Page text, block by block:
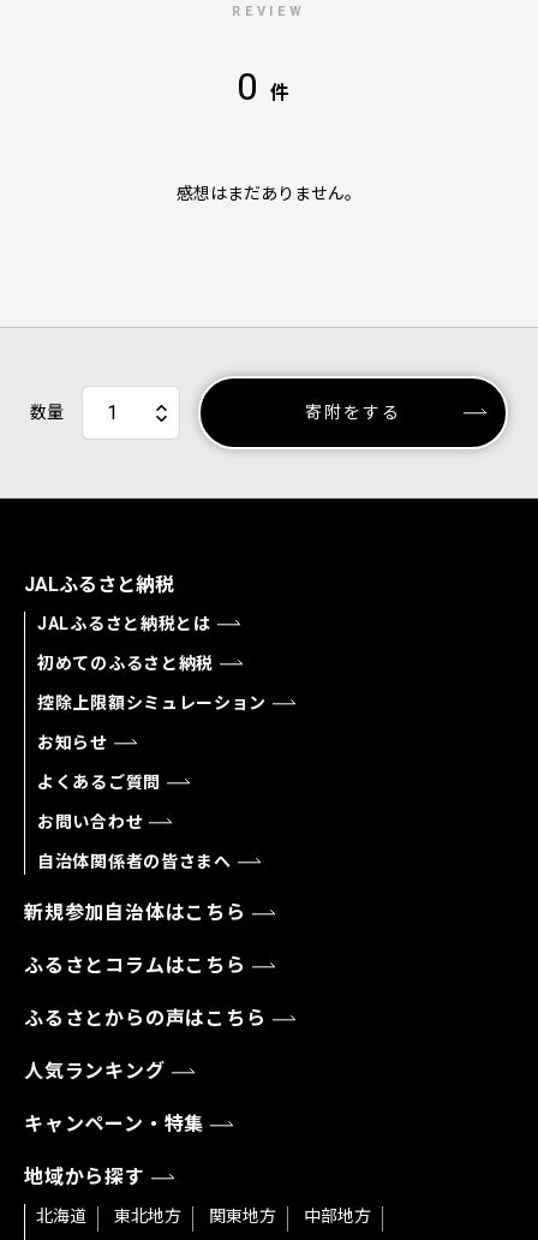
REVIEW
0 件
感想はまだありません。
数量 寄附をする
JALふるさと納税
JALふるさと納税とは
初めてのふるさと納税
控除上限額シミュレーション
お知らせ
よくあるご質問
お問い合わせ
自治体関係者の皆さまへ
新規参加自治体はこちら
ふるさとコラムはこちら
ふるさとからの声はこちら
人気ランキング
キャンペーン・特集
地域から探す
北海道 東北地方 関東地方
中部地方